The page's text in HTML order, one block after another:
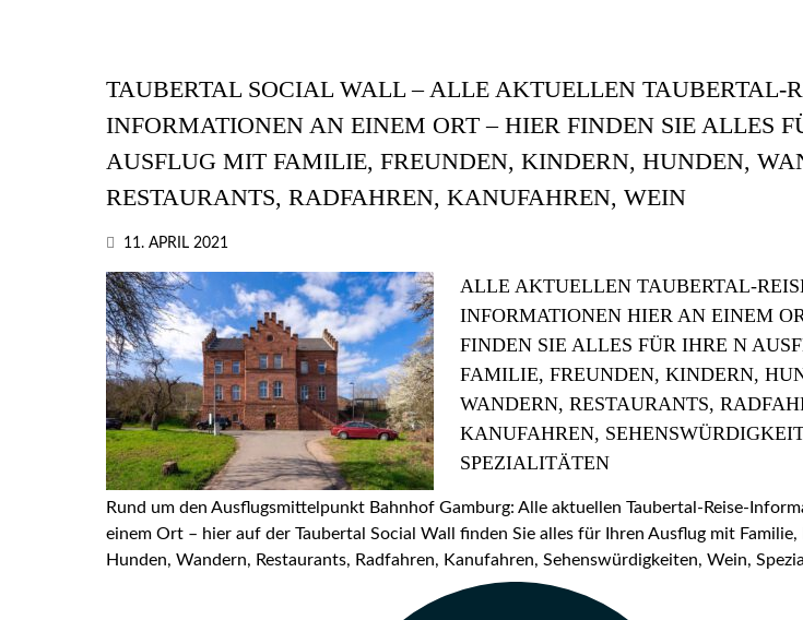
TAUBERTAL SOCIAL WALL – ALLE AKTUELLEN TAUBERTAL-
INFORMATIONEN AN EINEM ORT – HIER FINDEN SIE ALLES
AUSFLUG MIT FAMILIE, FREUNDEN, KINDERN, HUNDEN,
RESTAURANTS, RADFAHREN, KANUFAHREN, WEIN
11. APRIL 2021
ALLE AKTUELLEN TAUBERTAL-
INFORMATIONEN HIER AN EINEM
FINDEN SIE ALLES FÜR IHRE N
FAMILIE, FREUNDEN, KINDERN,
WANDERN, RESTAURANTS,
KANUFAHREN,
SPEZIALITÄTEN
Rund um den Ausflugsmittelpunkt Bahnhof Gamburg: Alle aktuellen Taubertal-Reise-
einem Ort – hier auf der Taubertal Social Wall finden Sie alles für Ihren Ausflug mit Familie,
Hunden, Wandern, Restaurants, Radfahren, Kanufahren, Sehenswürdigkeiten, Wein,